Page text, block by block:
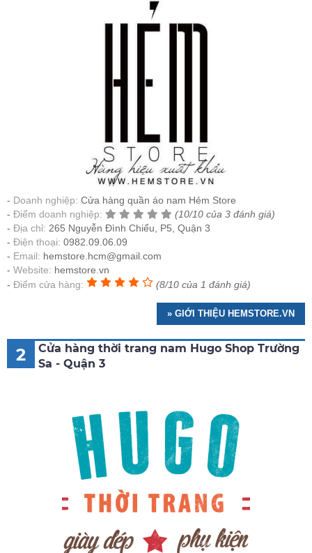
Doanh nghiệp: Cửa hàng quần áo nam Hẻm Store
Điểm doanh nghiệp:
(10/10 của 3 đánh giá)
Địa chỉ: 265 Nguyễn Đình Chiểu, P5, Quận 3
Điện thoại: 0982.09.06.09
Email: hemstore.hcm@gmail.com
Website: hemstore.vn
Điểm cửa hàng:
(8/10 của 1 đánh giá)
» GIỚI THIỆU HEMSTORE.VN
2
Cửa hàng thời trang nam Hugo Shop Trường
Sa - Quận 3